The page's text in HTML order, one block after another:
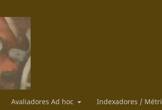
Avaliadores Ad hoc Indexadores /